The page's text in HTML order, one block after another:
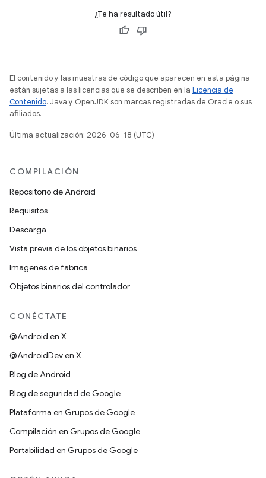
¿Te ha resultado útil?
El contenido y las muestras de código que aparecen en esta página
están sujetas a las licencias que se describen en la Licencia de
Contenido. Java y OpenJDK son marcas registradas de Oracle o sus
afiliados.
Última actualización: 2026-06-18 (UTC)
COMPILACIÓN
Repositorio de Android
Requisitos
Descarga
Vista previa de los objetos binarios
Imágenes de fábrica
Objetos binarios del controlador
CONÉCTATE
@Android en X
@AndroidDev en X
Blog de Android
Blog de seguridad de Google
Plataforma en Grupos de Google
Compilación en Grupos de Google
Portabilidad en Grupos de Google